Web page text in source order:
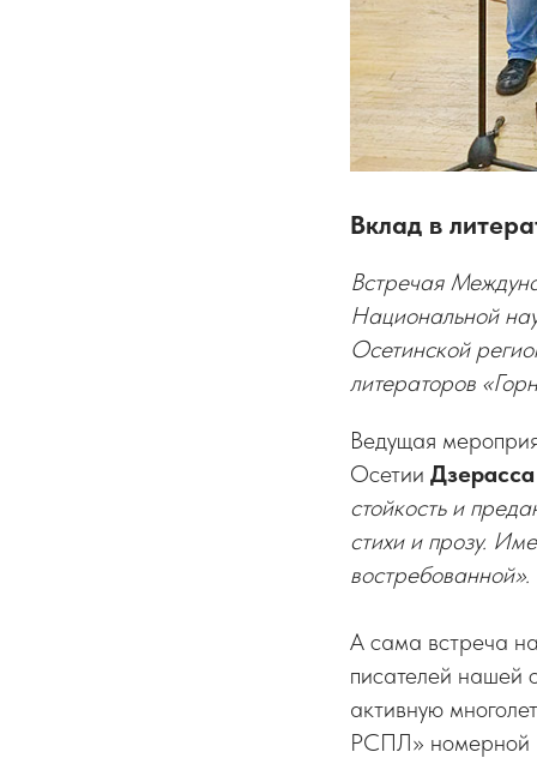
Вклад в
Встречая
Национальной
Осетинской
литераторов
Ведущая
Осетии
стойкость и
стихи и прозу.
востребованной».
А сама встреча
писателей нашей
активную
РСПЛ» номерной